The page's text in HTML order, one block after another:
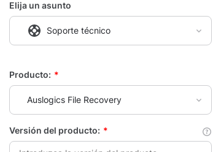
Elija un asunto
Soporte técnico
Producto: *
Auslogics File Recovery
Versión del producto: *